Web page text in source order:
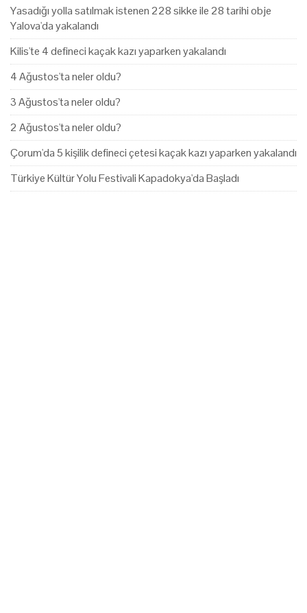
Yasadığı yolla satılmak istenen 228 sikke ile 28 tarihi obje
Yalova'da yakalandı
Kilis'te 4 defineci kaçak kazı yaparken yakalandı
4 Ağustos'ta neler oldu?
3 Ağustos'ta neler oldu?
2 Ağustos'ta neler oldu?
Çorum'da 5 kişilik defineci çetesi kaçak kazı yaparken yakalandı
Türkiye Kültür Yolu Festivali Kapadokya'da Başladı